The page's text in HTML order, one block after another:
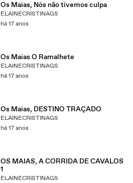
Os Maias, Nós não tivemos culpa
ELAINECRISTINAGS
há 17 anos
Os Maias O Ramalhete
ELAINECRISTINAGS
há 17 anos
Os Maias, DESTINO TRAÇADO
ELAINECRISTINAGS
há 17 anos
OS MAIAS, A CORRIDA DE CAVALOS
1
ELAINECRISTINAGS